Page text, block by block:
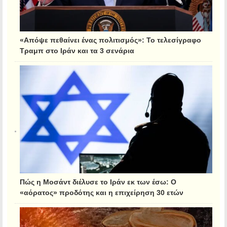
«Απόψε πεθαίνει ένας πολιτισμός»: Το τελεσίγραφο
Τραμπ στο Ιράν και τα 3 σενάρια
Πώς η Μοσάντ διέλυσε το Ιράν εκ των έσω: Ο
«αόρατος» προδότης και η επιχείρηση 30 ετών